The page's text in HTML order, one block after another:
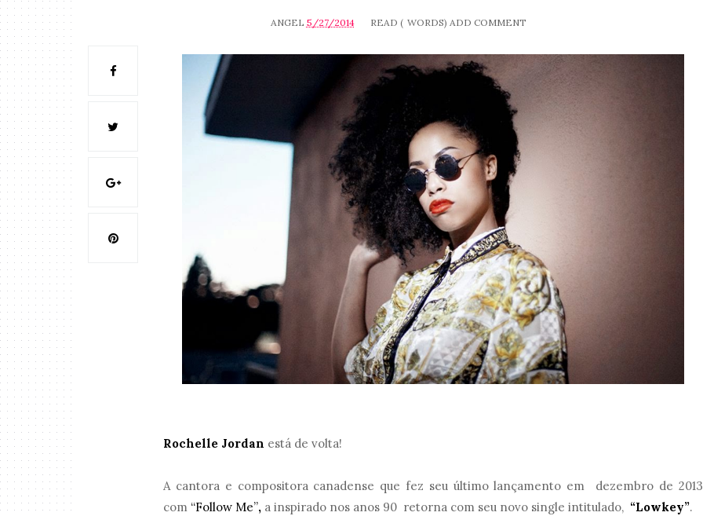
ANGEL 5/27/2014 READ ( WORDS) ADD COMMENT
Rochelle Jordan está de volta!
A cantora e compositora canadense que fez seu último lançamento em dezembro de 2013
com “Follow Me”, a inspirado nos anos 90 retorna com seu novo single intitulado, “Lowkey”.